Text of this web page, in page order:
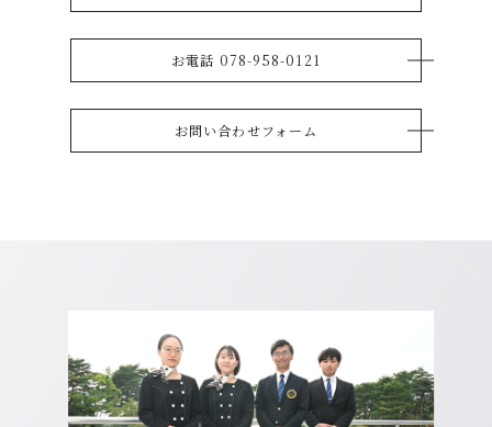
お電話 078-958-0121
お問い合わせフォーム